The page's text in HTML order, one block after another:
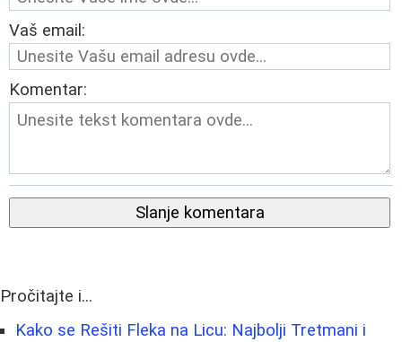
Vaš email:
Komentar:
Slanje komentara
Pročitajte i...
Kako se Rešiti Fleka na Licu: Najbolji Tretmani i